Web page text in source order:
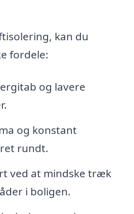
kan du
fordele:
og lavere
og konstant
rundt.
ved at mindske træk
i boligen.